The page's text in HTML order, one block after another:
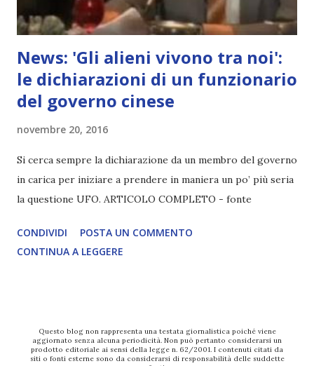
News: 'Gli alieni vivono tra noi':
le dichiarazioni di un funzionario
del governo cinese
novembre 20, 2016
Si cerca sempre la dichiarazione da un membro del governo
in carica per iniziare a prendere in maniera un po’ più seria
la questione UFO. ARTICOLO COMPLETO - fonte
CONDIVIDI
POSTA UN COMMENTO
CONTINUA A LEGGERE
Questo blog non rappresenta una testata giornalistica poiché viene
aggiornato senza alcuna periodicità. Non può pertanto considerarsi un
prodotto editoriale ai sensi della legge n. 62/2001. I contenuti citati da
siti o fonti esterne sono da considerarsi di responsabilità delle suddette